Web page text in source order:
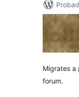
Migrates a
forum.